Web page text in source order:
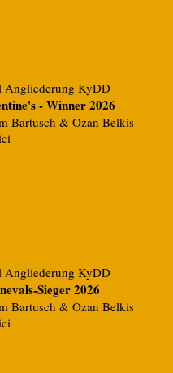
KyDD
- Winner 2026
& Ozan Belkis
KyDD
Sieger 2026
& Ozan Belkis